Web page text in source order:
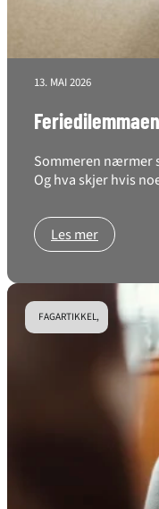
13. MAI 2026
Sommeren nærmer
Og hva skjer hvis
Les mer
FAGARTIKKEL,